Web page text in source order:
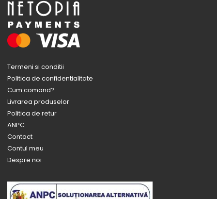
Termeni si conditii
Politica de confidentialitate
Cum comand?
Livrarea produselor
Politica de retur
ANPC
Contact
Contul meu
Despre noi